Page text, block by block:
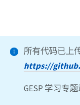
所有代码已上
https://
GESP 学习专题